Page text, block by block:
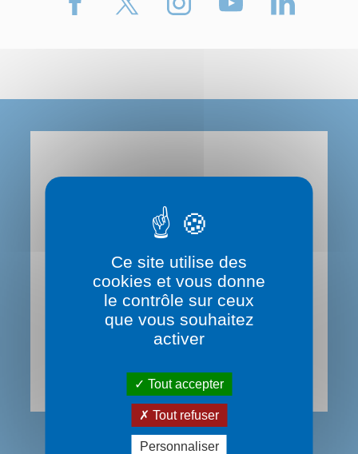
Contactez-nous
0 800 869 869 (service gratuit)
Hôtel du Département
69483 LYON Cedex 03
Ce site utilise des
cookies et vous donne
le contrôle sur ceux
que vous souhaitez
activer
Tout accepter
Tout refuser
Personnaliser